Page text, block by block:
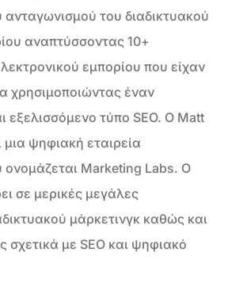
ανταγωνισμού του διαδικτυακού
αναπτύσσοντας 10+
εμπορίου που είχαν
χρησιμοποιώντας έναν
εξελισσόμενο τύπο SEO. Ο Matt
ψηφιακή εταιρεία
ονομάζεται Marketing Labs. Ο
σε μερικές μεγάλες
μάρκετινγκ καθώς και
σχετικά με SEO και ψηφιακό